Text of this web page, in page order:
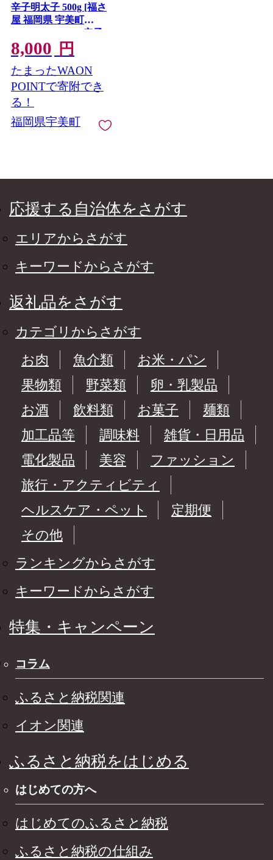
辛子明太子 500g [福さ
屋 福岡県 宇美町
um40azp220001] 辛子
めんたいこ たらこ 博
多 福岡 ふるさと納税
8,000 円
たまったWAON
POINTで寄附でき
る！
福岡県宇美町
応援する自治体をさがす
エリアからさがす
キーワードからさがす
返礼品をさがす
カテゴリからさがす
お肉
魚介類
お米・パン
果物類
野菜類
卵・乳製品
お酒
飲料類 お菓子
麺類
加工品等
調味料
雑貨・日用品
電化製品
美容
ファッション
旅行・アクティビティ
ヘルスケア・ペット
定期便
その他
ランキングからさがす
キーワードからさがす
特集・キャンペーン
コラム
ふるさと納税関連
イオン関連
ふるさと納税をはじめる
はじめての方へ
はじめてのふるさと納税
ふるさと納税の仕組み